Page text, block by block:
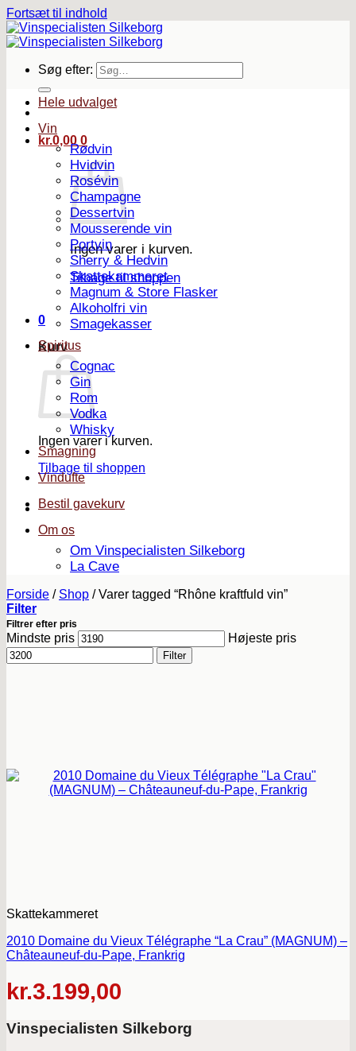
Fortsæt til indhold
Søg efter:
kr.0,00 0
Ingen varer i kurven.
Tilbage til shoppen
0
Kurv
Ingen varer i kurven.
Tilbage til shoppen
Hele udvalget
Vin
Rødvin
Hvidvin
Rosévin
Champagne
Dessertvin
Mousserende vin
Portvin
Sherry & Hedvin
Skattekammeret
Magnum & Store Flasker
Alkoholfri vin
Smagekasser
Spiritus
Cognac
Gin
Rom
Vodka
Whisky
Smagning
Vindufte
Bestil gavekurv
Om os
Om Vinspecialisten Silkeborg
La Cave
Forside / Shop /Varer tagged “Rhône kraftfuld vin”
Filter
Filtrer efter pris
Mindste pris Højeste pris
Filter
Skattekammeret
2010 Domaine du Vieux Télégraphe “La Crau” (MAGNUM) –
Châteauneuf-du-Pape, Frankrig
kr.3.199,00
Vinspecialisten Silkeborg